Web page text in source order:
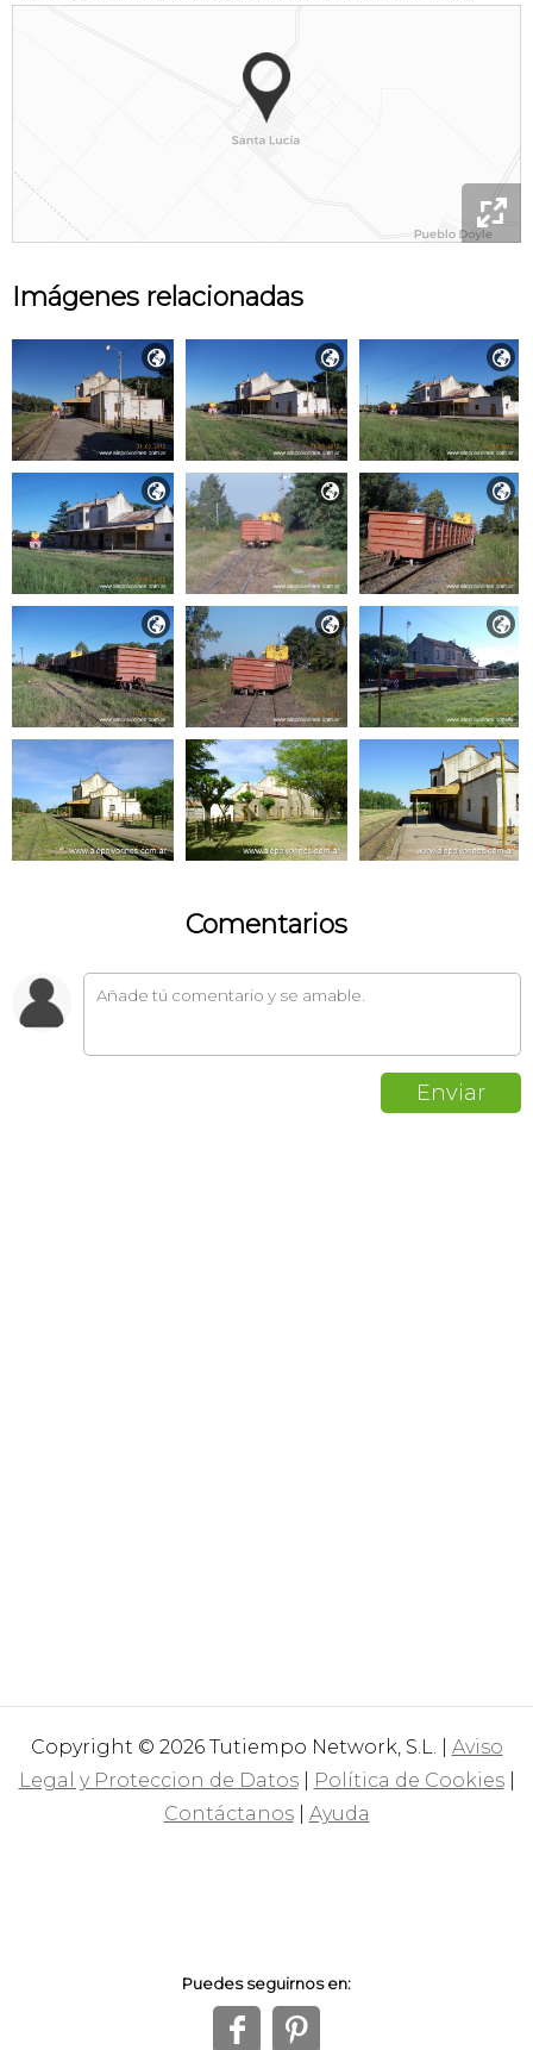

Imágenes relacionadas
  
  
  
Comentarios
Copyright © 2026 Tutiempo Network, S.L. | Aviso
Legal y Proteccion de Datos| Política de Cookies|
Contáctanos| Ayuda
Puedes seguirnos en:
f 1